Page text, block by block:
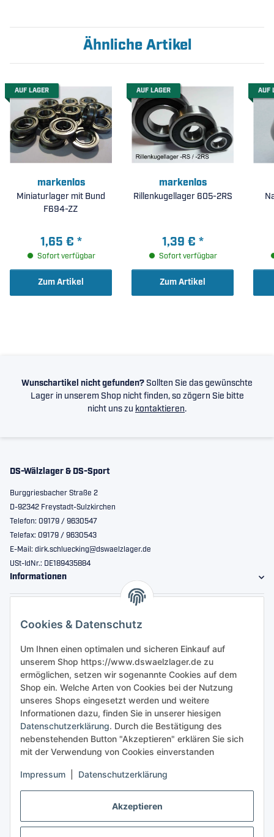
Akzeptieren
Cookies & Datenschutz
Um Ihnen einen optimalen und sicheren Einkauf auf
unserem Shop https://www.dswaelzlager.de zu
ermöglichen, setzen wir sogenannte Cookies auf dem
Shop ein. Welche Arten von Cookies bei der Nutzung
unseres Shops eingesetzt werden und weitere
Informationen dazu, finden Sie in unserer hiesigen
Datenschutzerklärung. Durch die Bestätigung des
nebenstehenden Button "Akzeptieren" erklären Sie sich
mit der Verwendung von Cookies einverstanden
Impressum Datenschutzerklärung
Ähnliche Artikel
AUF LAGER
markenlos
Miniaturlager mit Bund
F694-ZZ
1,65 € *
Sofort verfügbar
Zum Artikel
AUF LAGER
markenlos
Rillenkugellager 605-2RS
1,39 € *
Sofort verfügbar
Zum Artikel
AUF
Wunschartikel nicht gefunden? Sollten Sie das gewünschte
Lager in unserem Shop nicht finden, so zögern Sie bitte
nicht uns zu kontaktieren.
DS-Wälzlager & DS-Sport
Burggriesbacher Straße 2
D-92342 Freystadt-Sulzkirchen
Telefon: 09179 / 9630547
Telefax: 09179 / 9630543
E-Mail: dirk.schluecking@dswaelzlager.de
USt-IdNr.: DE189435884
Informationen